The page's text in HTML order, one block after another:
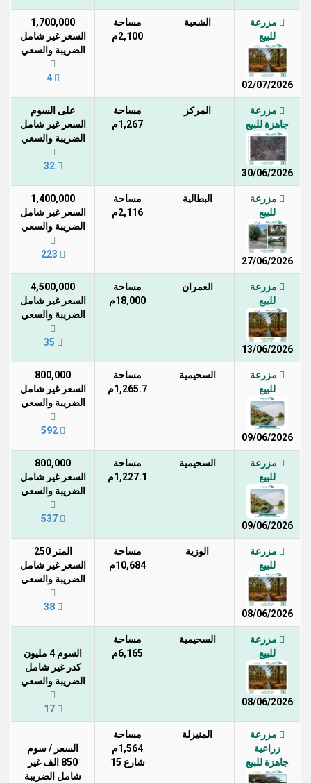
مزرعة
للبيع
02/07/2026
الشعبة
مساحة
2,100م
1,700,000
السعر غير شامل
الضريبة والسعي
4
مزرعة
جاهزة للبيع
30/06/2026
المركز
مساحة
1,267م
على السوم
السعر غير شامل
الضريبة والسعي
32
مزرعة
للبيع
27/06/2026
البطالية
مساحة
2,116م
1,400,000
السعر غير شامل
الضريبة والسعي
مزرعة
للبيع
13/06/2026
العمران
مساحة
18,000م
4,500,000
السعر غير شامل
الضريبة والسعي
مزرعة
للبيع
09/06/2026
السحيمية
مساحة
1,265.7م
800,000
السعر غير شامل
الضريبة والسعي
592
مزرعة
للبيع
09/06/2026
السحيمية
مساحة
1,227.1م
800,000
السعر غير شامل
الضريبة والسعي
537
مزرعة
للبيع
08/06/2026
الوزية
مساحة
10,684م
المتر 250
السعر غير شامل
الضريبة والسعي
38
مزرعة
للبيع
08/06/2026
السحيمية
مساحة
6,165م
السوم 4 مليون
كدر غير شامل
الضريبة والسعي
17
مزرعة
زراعية
جاهزة للبيع
المنيزلة
مساحة
1,564م
شارع 15
السعر / سوم
850 الف غير
شامل الضريبة